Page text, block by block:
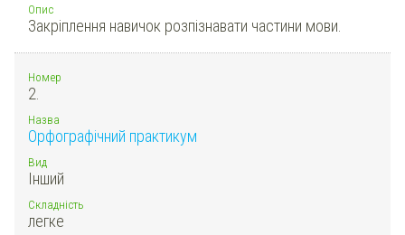
Опис
Закріплення навичок розпізнавати частини мови.
Номер
2.
Назва
Орфографічний практикум
Вид
Інший
Складність
легке